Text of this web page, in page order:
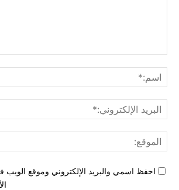
احفظ اسمي والبريد الإلكتروني وموقع الويب